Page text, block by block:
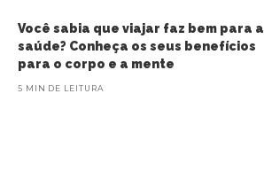
Você sabia que viajar faz bem para a
saúde? Conheça os seus benefícios
para o corpo e a mente
5 MIN DE LEITURA